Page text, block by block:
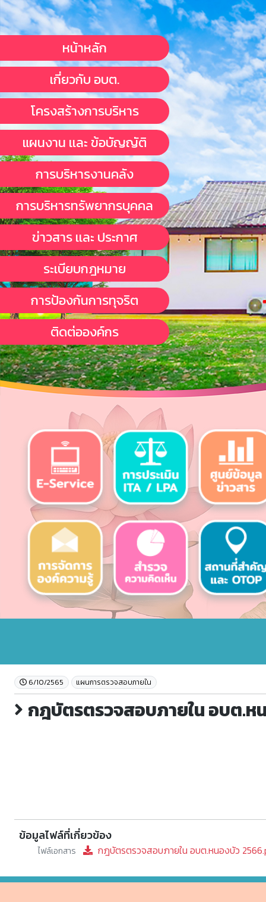
หน้าหลัก
เกี่ยวกับ อบต.
โครงสร้างการบริหาร
แผนงาน เเละ ข้อบัญญัติ
การบริหารงานคลัง
การบริหารทรัพยากรบุคคล
ข่าวสาร เเละ ประกาศ
ระเบียบกฎหมาย
การป้องกันการทุจริต
ติดต่อองค์กร
6/10/2565 แผนการตรวจสอบภายใน
กฎบัตรตรวจสอบภายใน อบต.ห
ข้อมูลไฟล์ที่เกี่ยวข้อง
ไฟล์เอกสาร กฎบัตรตรวจสอบภายใน อบต.หนองบัว